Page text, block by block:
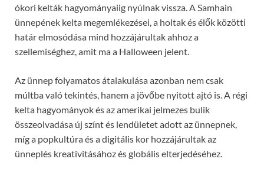
ókori kelták hagyományaiig nyúlnak vissza. A Samhain
ünnepének kelta megemlékezései, a holtak és élők közötti
határ elmosódása mind hozzájárultak ahhoz a
szellemiséghez, amit ma a Halloween jelent.
Az ünnep folyamatos átalakulása azonban nem csak
múltba való tekintés, hanem a jövőbe nyitott ajtó is. A régi
kelta hagyományok és az amerikai jelmezes bulik
összeolvadása új színt és lendületet adott az ünnepnek,
míg a popkultúra és a digitális kor hozzájárultak az
ünneplés kreativitásához és globális elterjedéséhez.